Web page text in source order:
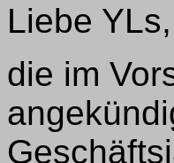
Liebe
die im